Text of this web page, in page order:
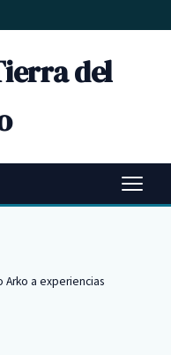
del
Arko a experiencias